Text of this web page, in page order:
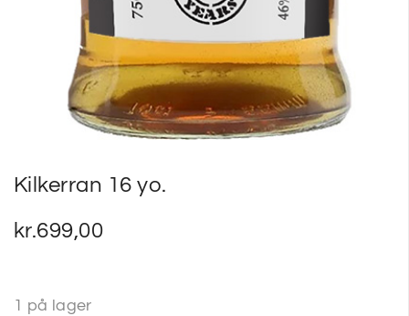
Kilkerran 16 yo.
kr.699,00
1 på lager